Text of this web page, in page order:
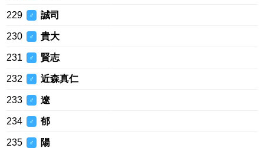
229 ♂ 誠司
230 ♂ 貴大
231 ♂ 賢志
232 ♂ 近森真仁
233 ♂ 遼
234 ♂ 郁
235 ♂ 陽